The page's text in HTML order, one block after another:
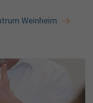
Weinheim